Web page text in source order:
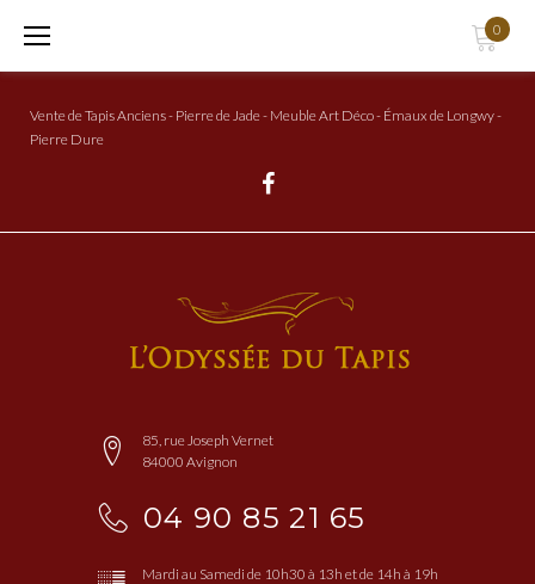
0
Vente de Tapis Anciens - Pierre de Jade - Meuble Art Déco - Émaux de Longwy -
Pierre Dure
85, rue Joseph Vernet
84000 Avignon
04 90 85 21 65
Mardi au Samedi de 10h30 à 13h et de 14h à 19h